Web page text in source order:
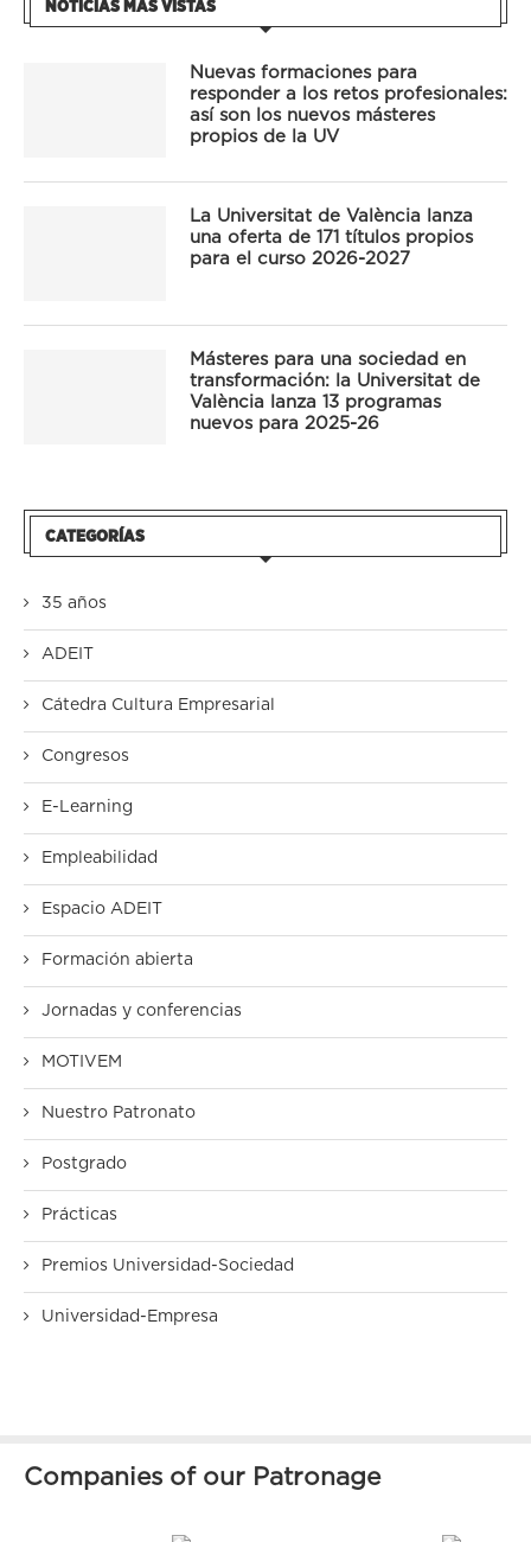
NOTICIAS MÁS VISTAS
Nuevas formaciones para
responder a los retos profesionales:
así son los nuevos másteres
propios de la UV
La Universitat de València lanza
una oferta de 171 títulos propios
para el curso 2026-2027
Másteres para una sociedad en
transformación: la Universitat de
València lanza 13 programas
nuevos para 2025-26
CATEGORÍAS
35 años
ADEIT
Cátedra Cultura Empresarial
Congresos
E-Learning
Empleabilidad
Espacio ADEIT
Formación abierta
Jornadas y conferencias
MOTIVEM
Nuestro Patronato
Postgrado
Prácticas
Premios Universidad-Sociedad
Universidad-Empresa
Companies of our Patronage